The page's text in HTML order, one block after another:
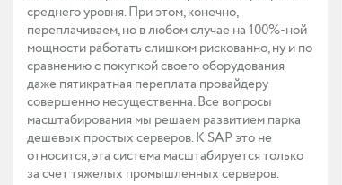
среднего уровня. При этом, конечно,
переплачиваем, но в любом случае на 100%-ной
мощности работать слишком рискованно, ну и по
сравнению с покупкой своего оборудования
даже пятикратная переплата провайдеру
совершенно несущественна. Все вопросы
масштабирования мы решаем развитием парка
дешевых простых серверов. К SAP это не
относится, эта система масштабируется только
за счет тяжелых промышленных серверов.